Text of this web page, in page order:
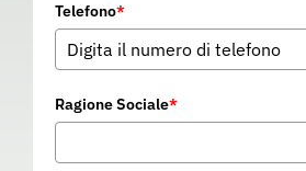
Telefono*
Ragione Sociale*